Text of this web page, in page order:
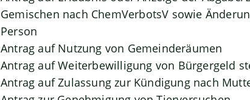
Gemischen nach ChemVerbotsV sowie
Person
Antrag auf Nutzung von Gemeinderäumen
Antrag auf Weiterbewilligung von Bürgergeld
Antrag auf Zulassung zur Kündigung nach